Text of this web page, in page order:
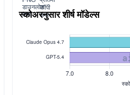
डाउनलोड
करा
कॉपी
करा
स्कोअरनुसार शीर्ष मॉडेल्स